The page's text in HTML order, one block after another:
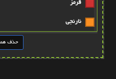
قرمز
نارنجي
قهوه ايي روشن